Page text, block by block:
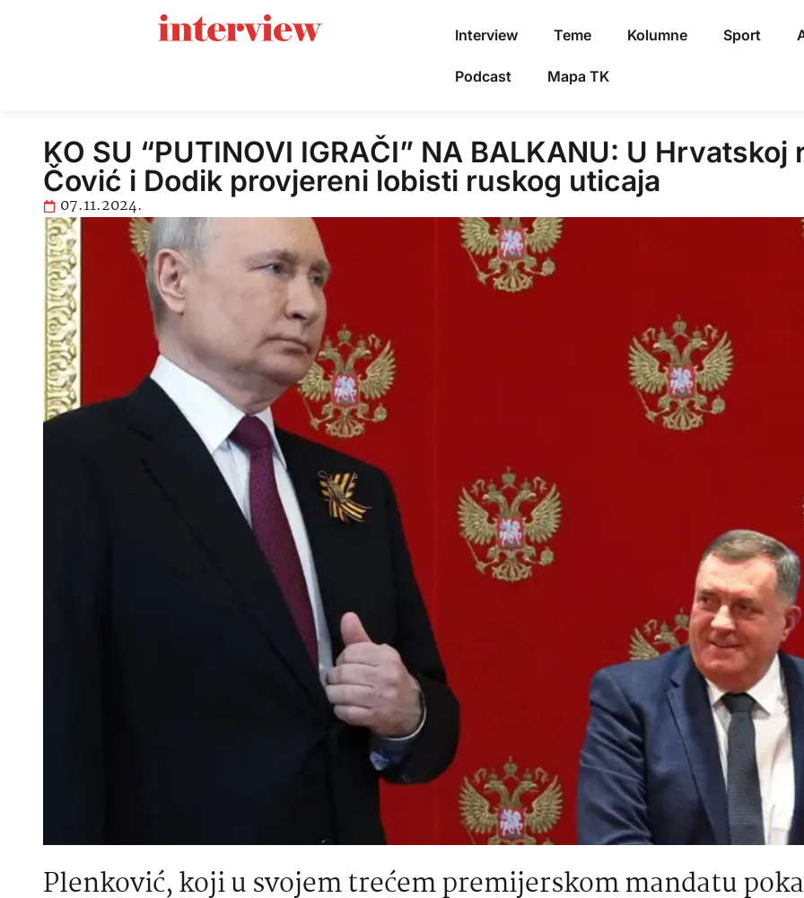
Interview Teme Kolumne Sport
Podcast Mapa TK
KO SU “PUTINOVI IGRAČI” NA BALKANU: U
Čović i Dodik provjereni lobisti ruskog uticaja
07.11.2024.
Plenković, koji u svojem trećem premijerskom mandatu